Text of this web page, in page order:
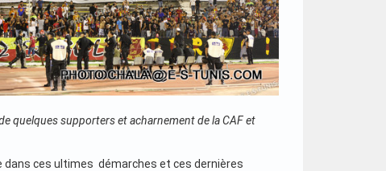
quelques supporters et acharnement de la CAF et
dans ces ultimes démarches et ces dernières